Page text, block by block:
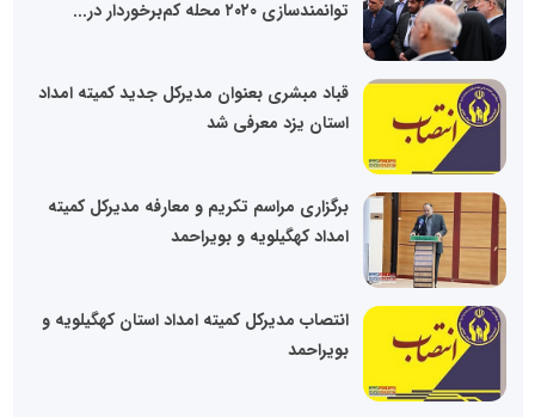
توانمندسازی ۲۰۲۰ محله کم‌برخوردار در...
قباد مبشری بعنوان مدیرکل جدید کمیته امداد
استان یزد معرفی شد
برگزاری مراسم تکریم و معارفه مدیرکل کمیته
امداد کهگیلویه و بویراحمد
انتصاب مدیرکل کمیته امداد استان کهگیلویه و
بویراحمد